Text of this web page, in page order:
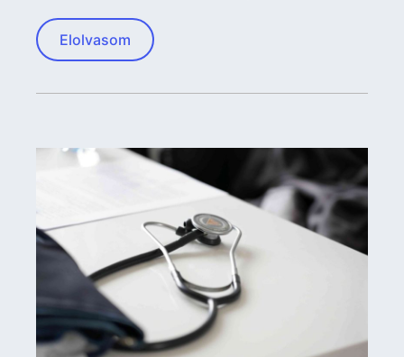
Elolvasom